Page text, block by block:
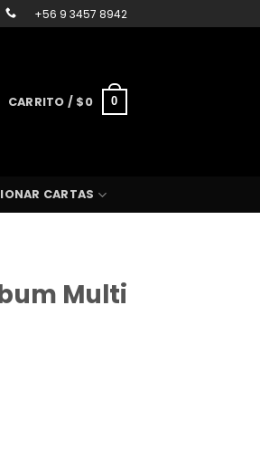
+56 9 3457 8942
CARRITO / $0 0
CARTAS
Multi